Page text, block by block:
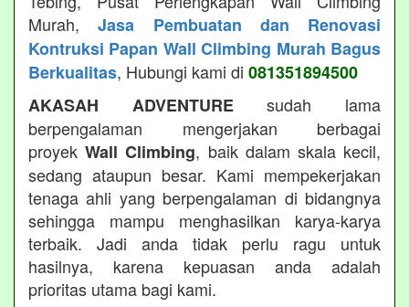
Murah,Jasa Pembuatan dan Renovasi
Kontruksi Papan Wall Climbing Murah Bagus
Berkualitas, Hubungi kami di 081351894500
AKASAH ADVENTUREsudah lama
berpengalaman mengerjakan berbagai
proyekWall Climbing, baik dalam skala kecil,
sedang ataupun besar. Kami mempekerjakan
tenaga ahli yang berpengalaman di bidangnya
sehingga mampu menghasilkan karya-karya
terbaik. Jadi anda tidak perlu ragu untuk
hasilnya, karena kepuasan anda adalah
prioritas utama bagi kami.